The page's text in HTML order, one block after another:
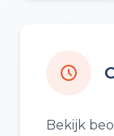
Bekijk